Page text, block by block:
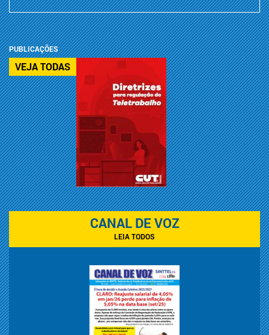
PUBLICAÇÕES
VEJA TODAS
CANAL DE VOZ
LEIA TODOS